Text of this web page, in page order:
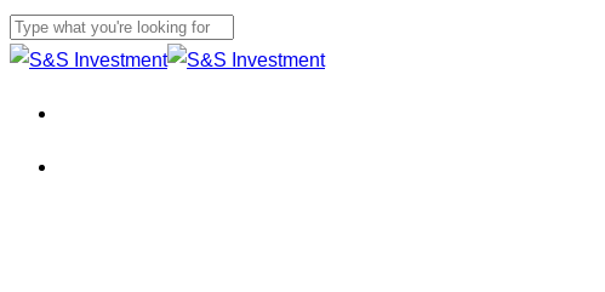
본문으로
건너뛰기
검색
메뉴